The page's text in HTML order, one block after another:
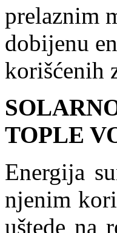
prelaznim
dobijenu
korišćenih
TOPLE
Energija
njenim
uštede na